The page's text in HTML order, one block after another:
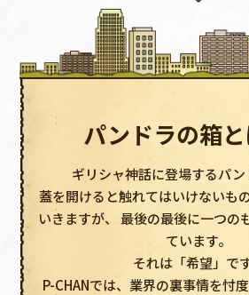
パンドラの箱と
ギリシャ神話に登場するパン
蓋を開けると触れてはいけないも
いきますが、 最後の最後に一つの
ています。
それは「希望」です
P-CHANでは、業界の裏事情を忖